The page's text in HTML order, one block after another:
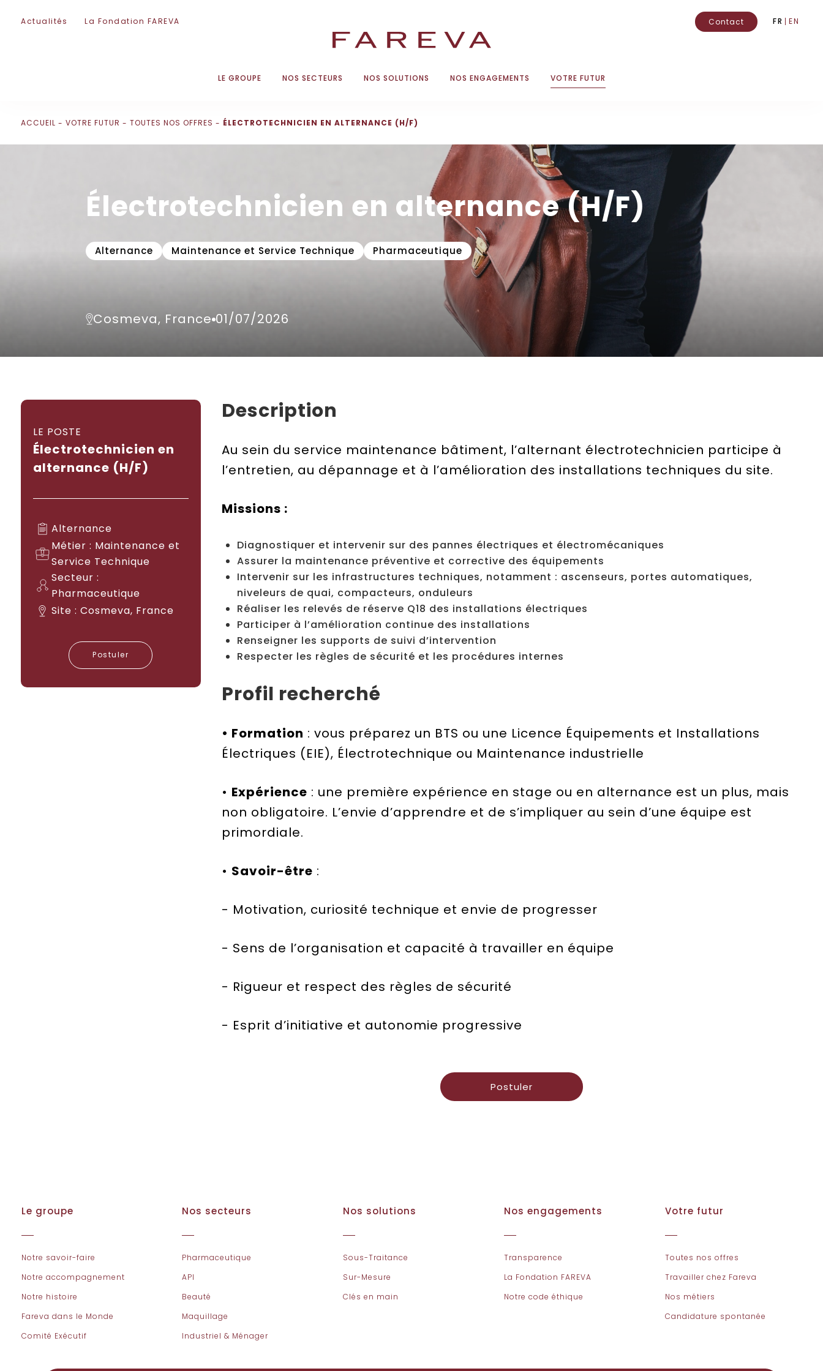
Actualités La Fondation FAREVA Contact FR EN
LE GROUPE NOS SECTEURS NOS SOLUTIONS NOS ENGAGEMENTS VOTRE FUTUR
ACCUEIL VOTRE FUTUR TOUTES NOS OFFRES ÉLECTROTECHNICIEN EN ALTERNANCE (H/F)
Électrotechnicien en alternance (H/F)
Alternance Maintenance et Service Technique Pharmaceutique
Cosmeva, France 01/07/2026
LE POSTE
Électrotechnicien en
alternance (H/F)
Alternance
Métier : Maintenance et
Service Technique
Secteur :
Pharmaceutique
Site : Cosmeva, France
Postuler
Description
Au sein du service maintenance bâtiment, l’alternant électrotechnicien participe à
l’entretien, au dépannage et à l’amélioration des installations techniques du site.
Missions :
Diagnostiquer et intervenir sur des pannes électriques et électromécaniques
Assurer la maintenance préventive et corrective des équipements
Intervenir sur les infrastructures techniques, notamment : ascenseurs, portes automatiques,
niveleurs de quai, compacteurs, onduleurs
Réaliser les relevés de réserve Q18 des installations électriques
Participer à l’amélioration continue des installations
Renseigner les supports de suivi d’intervention
Respecter les règles de sécurité et les procédures internes
Profil recherché
• Formation : vous préparez un BTS ou une Licence Équipements et Installations
Électriques (EIE), Électrotechnique ou Maintenance industrielle
• Expérience : une première expérience en stage ou en alternance est un plus, mais
non obligatoire. L’envie d’apprendre et de s’impliquer au sein d’une équipe est
primordiale.
• Savoir-être :
- Motivation, curiosité technique et envie de progresser
- Sens de l’organisation et capacité à travailler en équipe
- Rigueur et respect des règles de sécurité
- Esprit d’initiative et autonomie progressive
Postuler
Le groupe
Notre savoir-faire
Notre accompagnement
Notre histoire
Fareva dans le Monde
Comité Exécutif
Nos secteurs
Pharmaceutique
API
Beauté
Maquillage
Industriel & Ménager
Nos solutions
Sous-Traitance
Sur-Mesure
Clés en main
Nos engagements
Transparence
La Fondation FAREVA
Notre code éthique
Votre futur
Toutes nos offres
Travailler chez Fareva
Nos métiers
Candidature spontanée